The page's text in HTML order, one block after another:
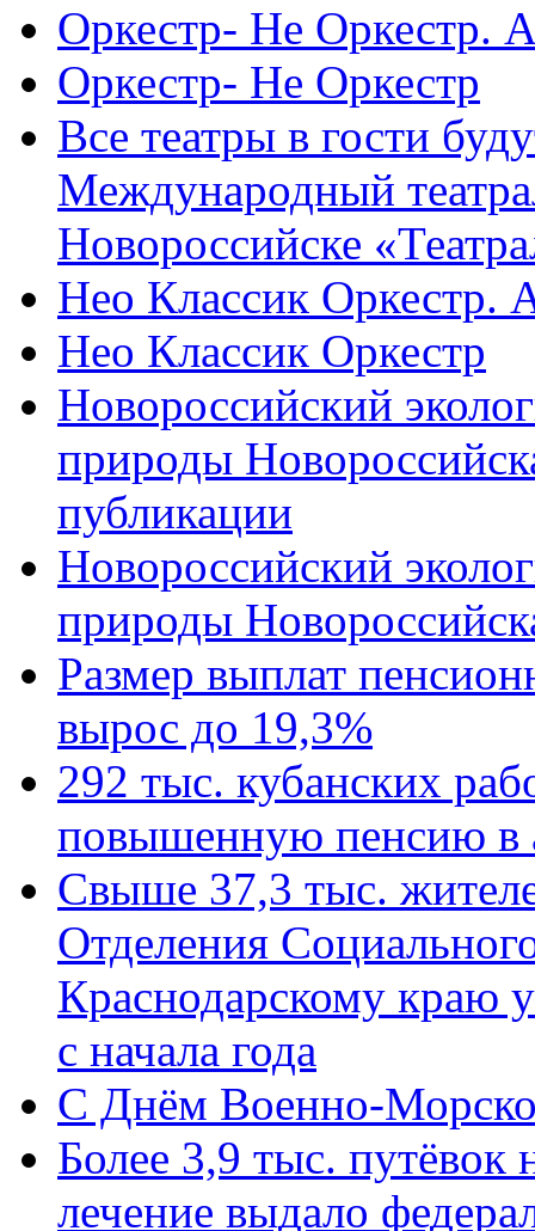
Оркестр- Не Оркестр.
Оркестр- Не Оркестр
Все театры в гости
Международный
Новороссийске
Нео Классик Оркестр.
Нео Классик Оркестр
Новороссийский
природы
публикации
Новороссийский
природы
Размер выплат
вырос до 19,3%
292 тыс. кубанских
повышенную пенсию в
Свыше 37,3 тыс.
Отделения
Краснодарскому краю
с начала года
C Днём Военно-
Более 3,9 тыс. путёвок
лечение выдало